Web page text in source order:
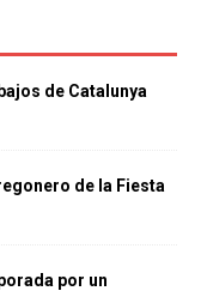
de Catalunya
de la Fiesta
por un